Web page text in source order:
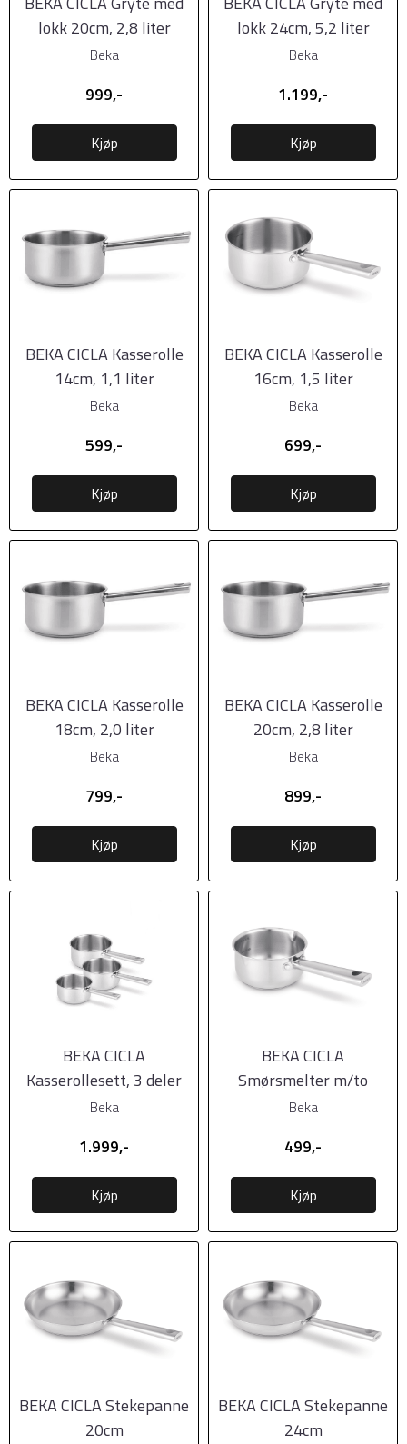
lokk 20cm, 2,8 liter
Beka
999,-
Kjøp
lokk 24cm, 5,2 liter
Beka
1.199,-
Kjøp
BEKA CICLA Kasserolle
14cm, 1,1 liter
Beka
599,-
Kjøp
BEKA CICLA Kasserolle
16cm, 1,5 liter
Beka
699,-
Kjøp
BEKA CICLA Kasserolle
18cm, 2,0 liter
Beka
799,-
Kjøp
BEKA CICLA Kasserolle
20cm, 2,8 liter
Beka
899,-
Kjøp
BEKA CICLA
Kasserollesett, 3 deler
(1,5l, 2,0l, 2,8l)
Beka
1.999,-
Kjøp
BEKA CICLA
Smørsmelter m/to
helletuter til induksjon
Beka
499,-
Kjøp
BEKA CICLA Stekepanne
20cm
BEKA CICLA Stekepanne
24cm